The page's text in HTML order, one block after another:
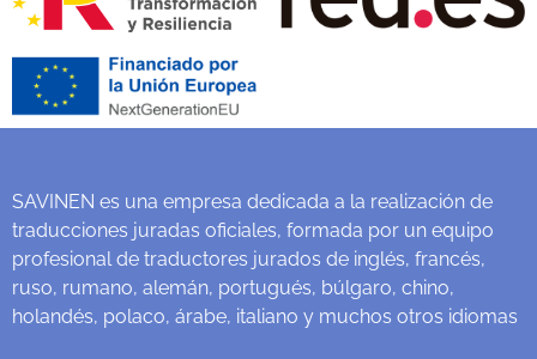
SAVINEN es una empresa dedicada a la realización de
traducciones juradas oficiales, formada por un equipo
profesional de traductores jurados de inglés, francés,
ruso, rumano, alemán, portugués, búlgaro, chino,
holandés, polaco, árabe, italiano y muchos otros idiomas